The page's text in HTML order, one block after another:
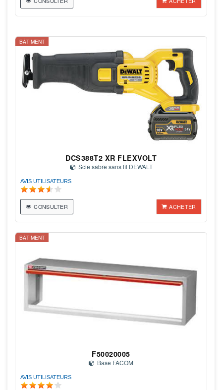
BÂTIMENT
DCS388T2 XR FLEXVOLT
Scie sabre sans fil DEWALT
AVIS UTILISATEURS
CONSULTER ACHETER
BÂTIMENT
F50020005
Base FACOM
AVIS UTILISATEURS